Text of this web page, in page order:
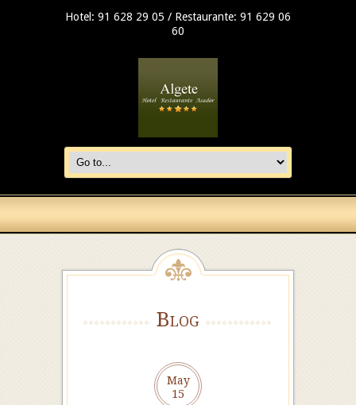
Hotel: 91 628 29 05 / Restaurante: 91 629 06
60
Blog
May
15